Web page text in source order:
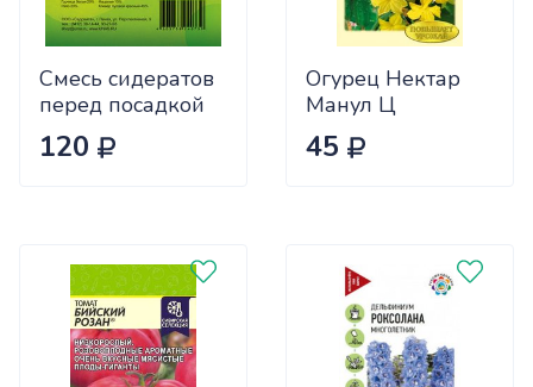
Смесь сидератов
перед посадкой
чеснока 0,5кг
САДОВИТА
120
Огурец Нектар
Манул Ц
45